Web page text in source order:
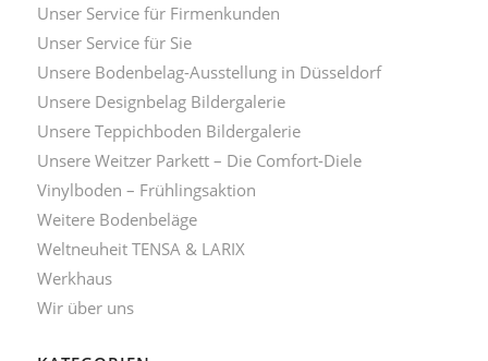
Unser Service für Firmenkunden
Unser Service für Sie
Unsere Bodenbelag-Ausstellung in Düsseldorf
Unsere Designbelag Bildergalerie
Unsere Teppichboden Bildergalerie
Unsere Weitzer Parkett – Die Comfort-Diele
Vinylboden – Frühlingsaktion
Weitere Bodenbeläge
Weltneuheit TENSA & LARIX
Werkhaus
Wir über uns